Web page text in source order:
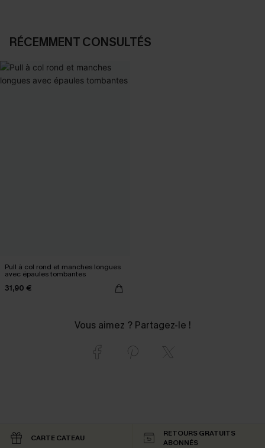
RÉCEMMENT CONSULTÉS
Pull à col rond et manches longues
avec épaules tombantes
31,90 €
Vous aimez ? Partagez-le !
CARTE CATEAU
RETOURS GRATUITS
ABONNÉS